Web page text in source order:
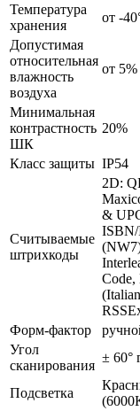
Температура
хранения
от -
Допустимая
относительная
влажность
воздуха
от 5%
Минимальная
контрастность
ШК
20%
Класс защиты IP54
Считываемые
штрихкоды
2D:
&
ISBN/
Code,
Форм-фактор
Угол
сканирования
± 60°
Подсветка